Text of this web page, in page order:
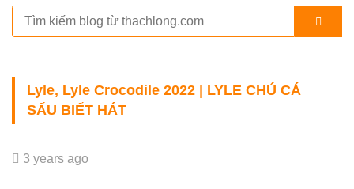
Lyle, Lyle Crocodile 2022 | LYLE CHÚ CÁ
SẤU BIẾT HÁT
3 years ago